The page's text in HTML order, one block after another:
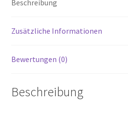
BH
Beschreibung
Zusätzliche Informationen
Bewertungen (0)
Beschreibung